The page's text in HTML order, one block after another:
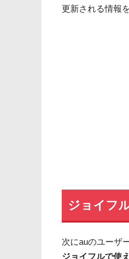
更新される情報
ジョイフ
次にauのユーザ
ジョイフルで使